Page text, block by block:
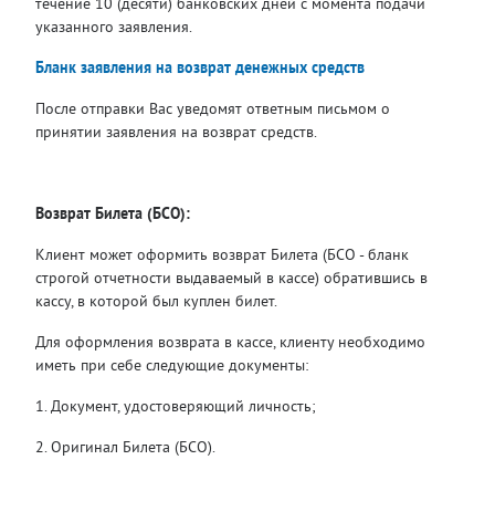
указанного заявления.
Бланк заявления на возврат денежных средств
После отправки Вас уведомят ответным письмом о
принятии заявления на возврат средств.
Возврат Билета (БСО):
Клиент может оформить возврат Билета (БСО - бланк
строгой отчетности выдаваемый в кассе) обратившись в
кассу, в которой был куплен билет.
Для оформления возврата в кассе, клиенту необходимо
иметь при себе следующие документы:
1. Документ, удостоверяющий личность;
2. Оригинал Билета (БСО).